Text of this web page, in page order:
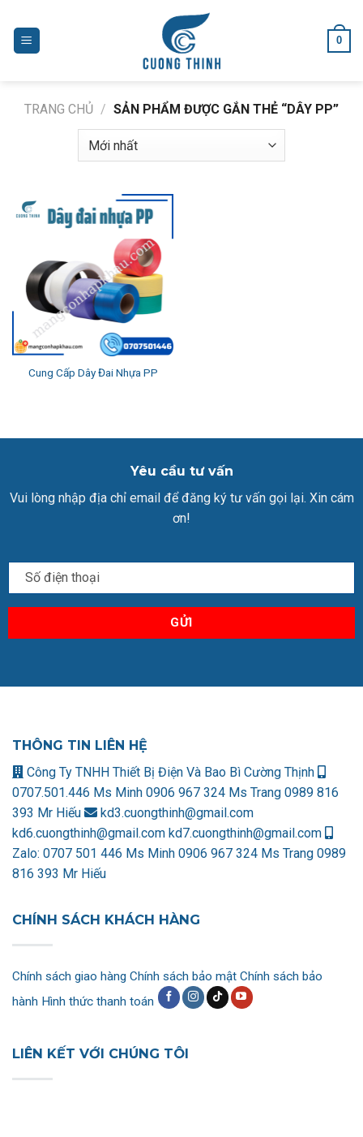
content
0
TRANG CHỦ / SẢN PHẨM ĐƯỢC GẮN THẺ “DÂY PP”
Cung Cấp Dây Đai Nhựa PP
Yêu cầu tư vấn
Vui lòng nhập địa chỉ email để đăng ký tư vấn gọi lại. Xin cám
ơn!
THÔNG TIN LIÊN HỆ
Công Ty TNHH Thiết Bị Điện Và Bao Bì Cường Thịnh
0707.501.446 Ms Minh 0906 967 324 Ms Trang 0989 816
393 Mr Hiếu
kd3.cuongthinh@gmail.com
kd6.cuongthinh@gmail.com kd7.cuongthinh@gmail.com
Zalo: 0707 501 446 Ms Minh 0906 967 324 Ms Trang 0989
816 393 Mr Hiếu
CHÍNH SÁCH KHÁCH HÀNG
Chính sách giao hàng Chính sách bảo mật Chính sách bảo
hành Hình thức thanh toán
LIÊN KẾT VỚI CHÚNG TÔI